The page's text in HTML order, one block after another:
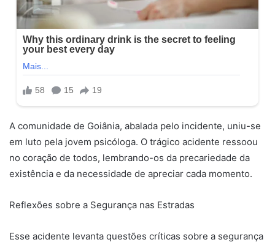
A comunidade de Goiânia, abalada pelo incidente, uniu-se
em luto pela jovem psicóloga. O trágico acidente ressoou
no coração de todos, lembrando-os da precariedade da
existência e da necessidade de apreciar cada momento.
Reflexões sobre a Segurança nas Estradas
Esse acidente levanta questões críticas sobre a segurança